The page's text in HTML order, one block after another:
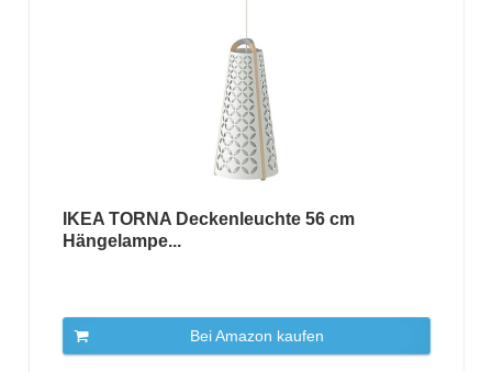
IKEA TORNA Deckenleuchte 56 cm
Hängelampe...
Bei Amazon kaufen